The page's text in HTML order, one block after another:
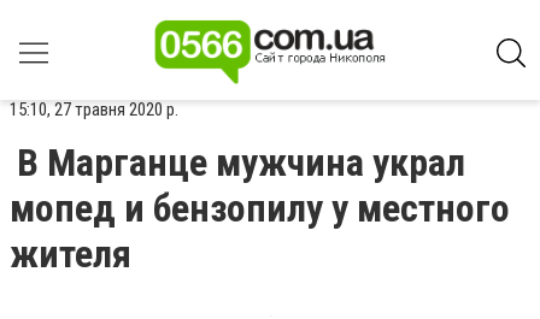
15:10, 27 травня 2020 р.
В Марганце мужчина украл
мопед и бензопилу у местного
жителя